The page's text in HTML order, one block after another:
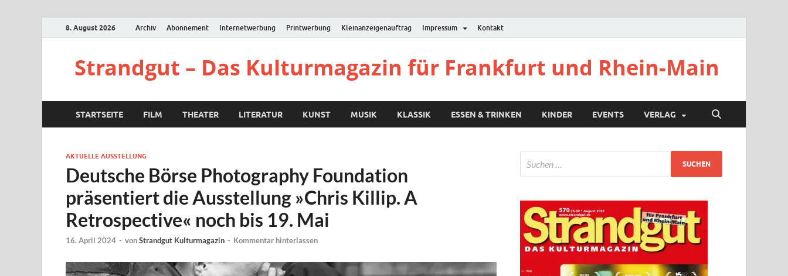
8. August 2026 Archiv Abonnement Internetwerbung Printwerbung Kleinanzeigenauftrag Impressum Kontakt
Strandgut – Das Kulturmagazin für Frankfurt und Rhein-Main
STARTSEITE FILM THEATER LITERATUR KUNST MUSIK KLASSIK ESSEN & TRINKEN KINDER EVENTS VERLAG
AKTUELLE AUSSTELLUNG
Deutsche Börse Photography Foundation
präsentiert die Ausstellung »Chris Killip. A
Retrospective« noch bis 19. Mai
16. April 2024 - vonStrandgut Kulturmagazin - Kommentar hinterlassen